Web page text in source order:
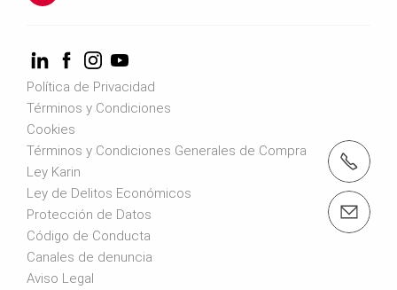
teléfono: +56 2 2444 6000
Política de Privacidad
Términos y Condiciones
Cookies
Términos y Condiciones Generales de Compra
Ley Karin
Ley de Delitos Económicos
Protección de Datos
Código de Conducta
Canales de denuncia
Aviso Legal